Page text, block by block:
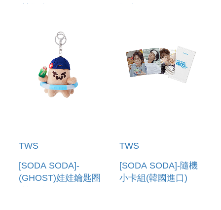
TWS
[SODA SODA]-
(GHOST)娃娃鑰匙圈
TWS
[SODA SODA]-隨機
小卡組(韓國進口)